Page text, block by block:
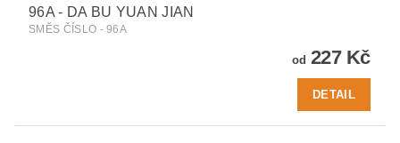
96A - DA BU YUAN JIAN
SMĚS ČÍSLO - 96A
od 227 Kč
DETAIL